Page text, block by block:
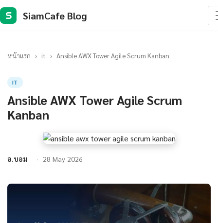
S SiamCafe Blog
หน้าแรก › it › Ansible AWX Tower Agile Scrum Kanban
IT
Ansible AWX Tower Agile Scrum
Kanban
อ.บอม 28 May 2026